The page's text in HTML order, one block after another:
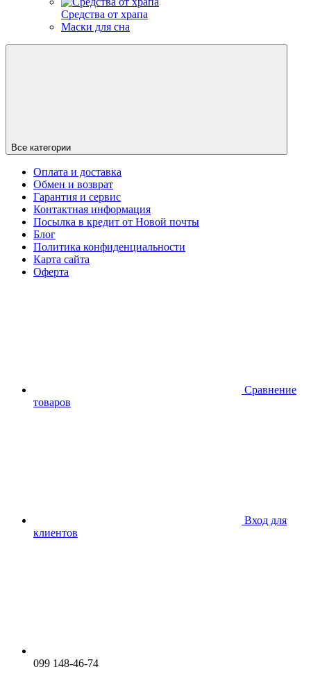
Средства от храпа
Маски для сна
Все категории
Оплата и доставка
Обмен и возврат
Гарантия и сервис
Контактная информация
Посылка в кредит от Новой почты
Блог
Политика конфиденциальности
Карта сайта
Оферта
Сравнение
товаров
Вход для
клиентов
099 148-46-74